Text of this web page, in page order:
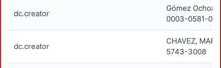
dc.creator
Gómez
0003-0581-
dc.creator
CHAVEZ,
5743-3008